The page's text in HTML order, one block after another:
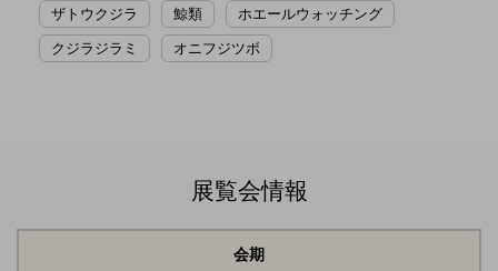
ザトウクジラ 鯨類
ホエールウォッチング
クジラジラミ
オニフジツボ
展覧会情報
会期